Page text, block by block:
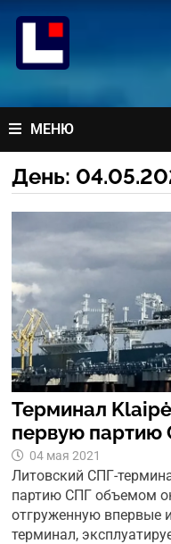
содержимому
МЕНЮ
День:
Терминал
первую партию
04 мая 2021
Литовский СПГ-
партию СПГ объемом
отгруженную впервые
терминал,